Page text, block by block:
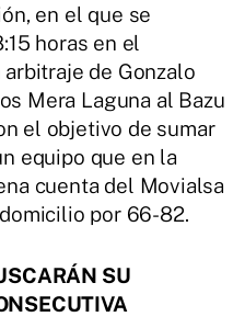
en el que se
horas en el
de Gonzalo
Mera Laguna al Bazu
el objetivo de sumar
equipo que en la
cuenta del Movialsa
por 66-82.
SU